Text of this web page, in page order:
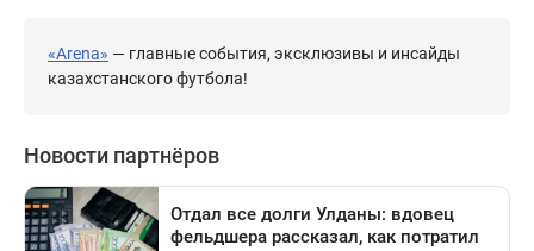
«Arena» — главные события, эксклюзивы и инсайды
казахстанского футбола!